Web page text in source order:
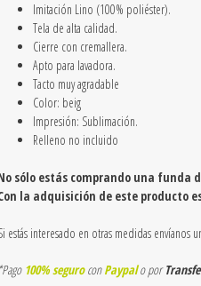
Imitación Lino (100% poliéster).
Tela de alta calidad.
Cierre con cremallera.
Apto para lavadora.
Tacto muy agradable
Color: beig
Impresión: Sublimación.
Relleno no incluido
sólo estás comprando una funda
la adquisición de este producto
estás interesado en otras medidas envíanos
*Pago 100% seguroconPaypalo por